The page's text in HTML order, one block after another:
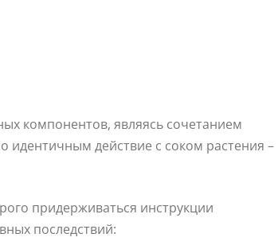
компонентов, являясь сочетанием
идентичным действие с соком растения –
придерживаться инструкции
последствий: